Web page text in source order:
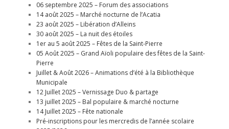
06 septembre 2025 – Forum des associations
14 août 2025 – Marché nocturne de l’Acatia
23 août 2025 – Libération d’Alleins
30 août 2025 – La nuit des étoiles
1er au 5 août 2025 – Fêtes de la Saint-Pierre
05 Août 2025 – Grand Aïoli populaire des fêtes de la Saint-
Pierre
Juillet & Août 2026 – Animations d’été à la Bibliothèque
Municipale
12 Juillet 2025 – Vernissage Duo & partage
13 juillet 2025 – Bal populaire & marché nocturne
14 Juillet 2025 – Fête nationale
Pré-inscriptions pour les mercredis de l’année scolaire